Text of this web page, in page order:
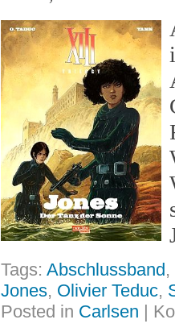
Tags: Abschlussband,
Jones, Olivier Teduc,
Posted in Carlsen |